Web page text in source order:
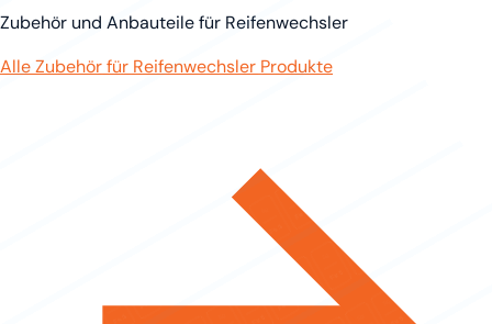
Zubehör und Anbauteile für Reifenwechsler
Alle Zubehör für Reifenwechsler Produkte